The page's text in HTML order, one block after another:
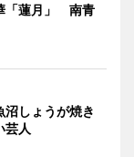
「蓮月」 南青
しょうが焼き
人